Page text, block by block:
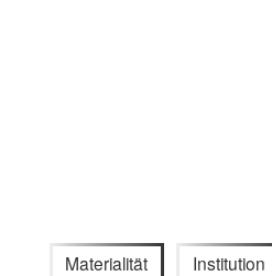
Materialität Institution